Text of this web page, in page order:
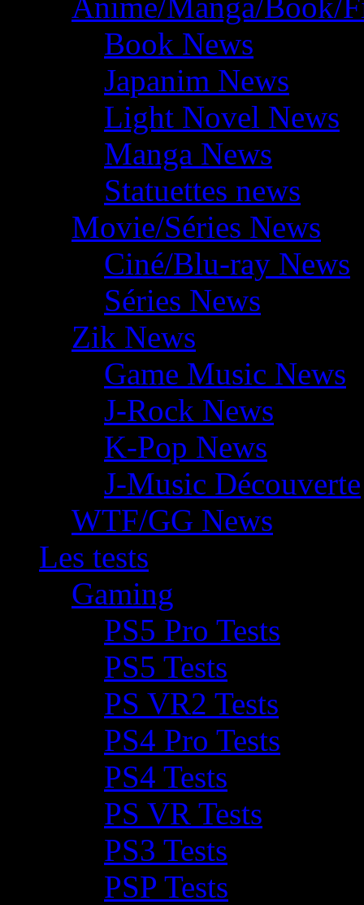
Book News
Japanim News
Light Novel News
Manga News
Statuettes news
Movie/Séries News
Ciné/Blu-ray News
Séries News
Zik News
Game Music News
J-Rock News
K-Pop News
J-Music Découverte
WTF/GG News
Les tests
Gaming
PS5 Pro Tests
PS5 Tests
PS VR2 Tests
PS4 Pro Tests
PS4 Tests
PS VR Tests
PS3 Tests
PSP Tests